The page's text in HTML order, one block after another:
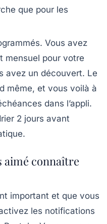
que pour les
Vous avez
mensuel pour votre
avez un découvert. Le
même, et vous voilà à
dans l’appli.
2 jours avant
aimé connaître
important et que vous
les notifications